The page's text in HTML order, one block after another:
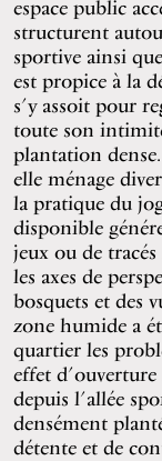
espace public
structurent
sportive ainsi
est propice à la
s’y assoit pour
toute son
plantation
elle ménage
la pratique du
disponible
jeux ou de
les axes de
bosquets et des
zone humide a
quartier les
effet
depuis l’allée
densément
détente et de